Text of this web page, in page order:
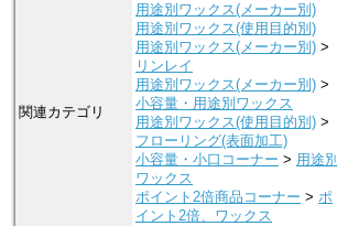
関連カテゴリ
用途別ワックス(メーカー別)
用途別ワックス(使用目的別)
用途別ワックス(メーカー別) >
リンレイ
用途別ワックス(メーカー別) >
小容量・用途別ワックス
用途別ワックス(使用目的別) >
フローリング(表面加工)
小容量・小口コーナー > 用途別
ワックス
ポイント2倍商品コーナー >ポ
イント2倍、ワックス